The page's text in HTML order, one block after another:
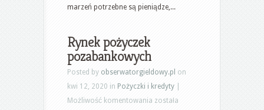
czyli
pieniędzy
marzeń potrzebne są pieniądze,...
Rynek pożyczek
pozabankowych
Posted by obserwatorgieldowy.pl on
kwi 12, 2020 in Pożyczki i kredyty
Możliwość komentowania Rynek
została